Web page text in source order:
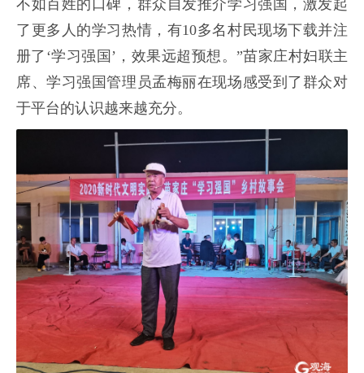
不如百姓的口碑，群众自发推介学习强国，激发起
了更多人的学习热情，有10多名村民现场下载并注
册了‘学习强国’，效果远超预想。”苗家庄村妇联主
席、学习强国管理员孟梅丽在现场感受到了群众对
于平台的认识越来越充分。